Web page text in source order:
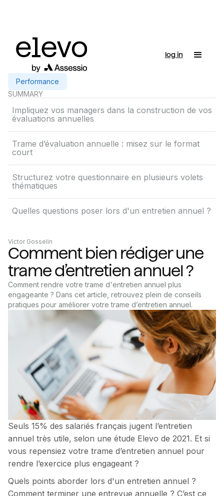
log in
Performance
SUMMARY
Impliquez vos managers dans la construction de vos
évaluations annuelles
Trame d’évaluation annuelle : misez sur le format
court
Structurez votre questionnaire en plusieurs volets
thématiques
Quelles questions poser lors d'un entretien annuel ?
Victor Gosselin
Comment bien rédiger une
trame d’entretien annuel ?
Comment rendre votre trame d'entretien annuel plus
engageante ? Dans cet article, retrouvez plein de conseils
pratiques pour améliorer votre trame d’entretien annuel.
Seuls 15% des salariés français jugent l’entretien
annuel très utile, selon une étude Elevo de 2021. Et si
vous repensiez votre trame d’entretien annuel pour
rendre l’exercice plus engageant ?
Quels points aborder lors d'un entretien annuel ?
Comment terminer une entrevue annuelle ? C’est ce